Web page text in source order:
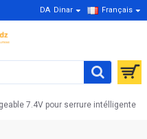
DA Dinar Français
7.4V pour serrure intélligente